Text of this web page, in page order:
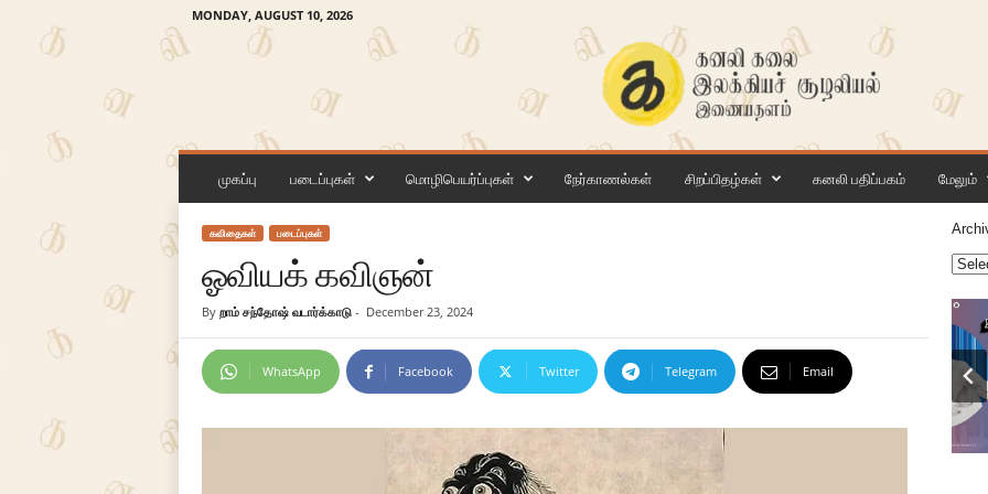
MONDAY, AUGUST 10, 2026
க
ன
முகப்பு படைப்புகள் மொழிபெயர்ப்புகள் நேர்காணல்கள் சிறப்பிதழ்கள் கனலி பதிப்பகம் மேலும்
கவிதைகள் படைப்புகள்
ஓவியக் கவிஞன்
By றாம் சந்தோஷ் வடார்க்காடு- December 23, 2024
WhatsApp Facebook Twitter Telegram Email